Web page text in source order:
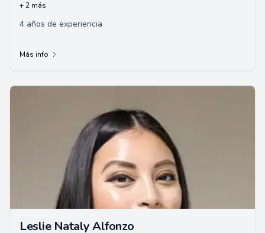
+ 2 más
4 años de experiencia
Más info
Leslie Nataly Alfonzo